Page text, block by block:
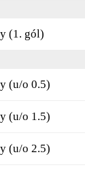
(1. gól)
(u/o 0.5)
(u/o 1.5)
(u/o 2.5)